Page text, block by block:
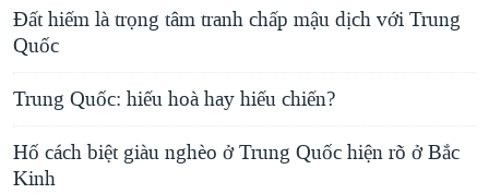
Đất hiếm là trọng tâm tranh chấp mậu dịch với Trung
Quốc
Trung Quốc: hiếu hoà hay hiếu chiến?
Hố cách biệt giàu nghèo ở Trung Quốc hiện rõ ở Bắc
Kinh